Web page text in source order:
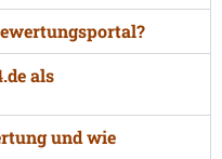
als
und wie